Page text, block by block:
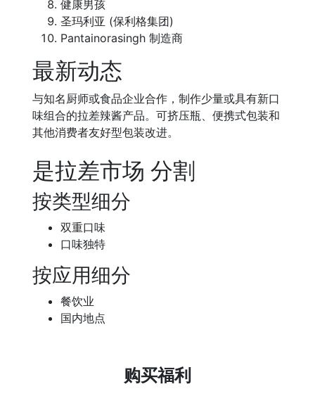
健康男孩
圣玛利亚 (保利格集团)
Pantainorasingh 制造商
最新动态
与知名厨师或食品企业合作，制作少量或具有新口
味组合的拉差辣酱产品。可挤压瓶、便携式包装和
其他消费者友好型包装改进。
是拉差市场 分割
按类型细分
双重口味
口味独特
按应用细分
餐饮业
国内地点
购买福利